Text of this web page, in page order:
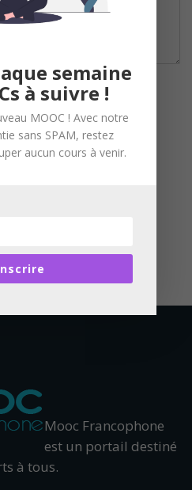
Mooc Francophone
est un portail destiné
à tous.
semaine
à suivre !
MOOC ! Avec notre
sans SPAM, restez
aucun cours à venir.